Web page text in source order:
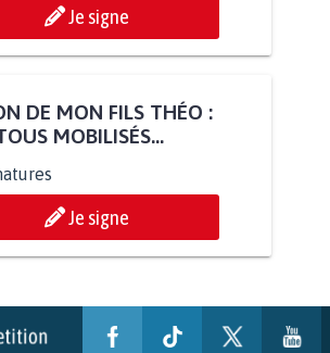
Je signe
AGRIVOLTAÏQUE
LA SOURCE...